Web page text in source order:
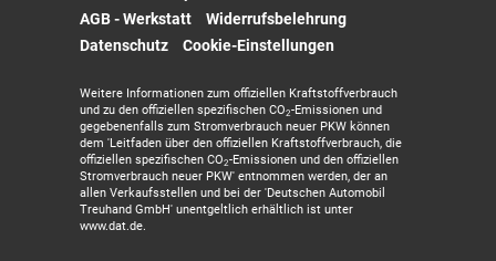
AGB - Werkstatt
Widerrufsbelehrung
Datenschutz
Cookie-Einstellungen
Weitere Informationen zum offiziellen Kraftstoffverbrauch
und zu den offiziellen spezifischen CO2-Emissionen und
gegebenenfalls zum Stromverbrauch neuer PKW können
dem 'Leitfaden über den offiziellen Kraftstoffverbrauch, die
offiziellen spezifischen CO2-Emissionen und den offiziellen
Stromverbrauch neuer PKW' entnommen werden, der an
allen Verkaufsstellen und bei der 'Deutschen Automobil
Treuhand GmbH' unentgeltlich erhältlich ist unter
www.dat.de.